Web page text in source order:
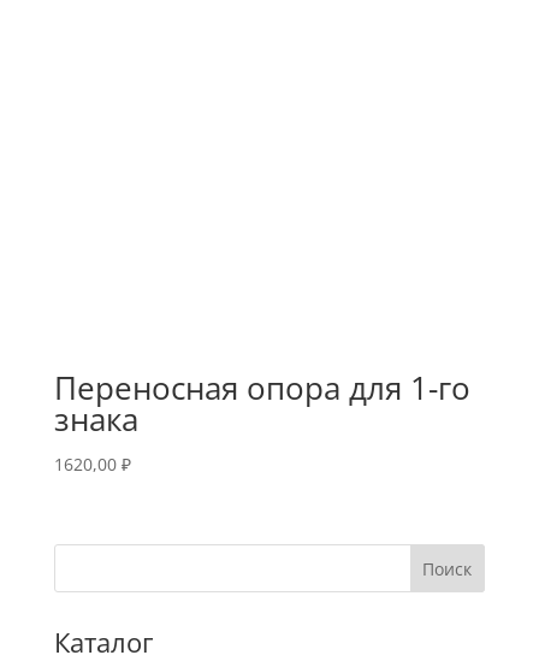
Переносная опора для 1-го
знака
1620,00 ₽
Поиск
Каталог